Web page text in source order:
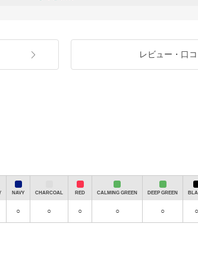
ません。
ます。
安心して購入もできます^^
配送は追跡が可能な佐川を利用してお
kd_studioからクーポンのお知らせです♪
レビュー・口コ
NAVY CHARCOAL RED CALMING GREEN DEEP GREEN
○ ○ ○ ○ ○ ○